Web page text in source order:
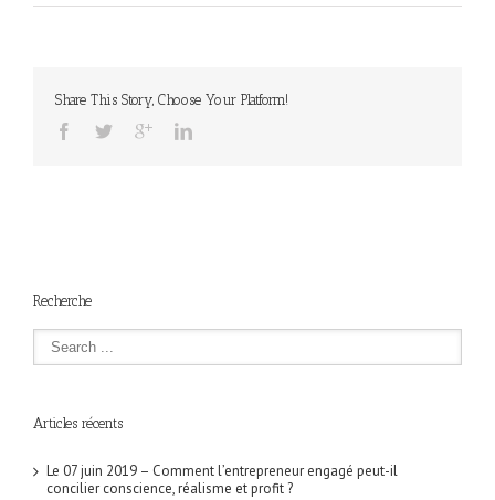
Share This Story, Choose Your Platform!
Recherche
Articles récents
Le 07 juin 2019 – Comment l’entrepreneur engagé peut-il
concilier conscience, réalisme et profit ?